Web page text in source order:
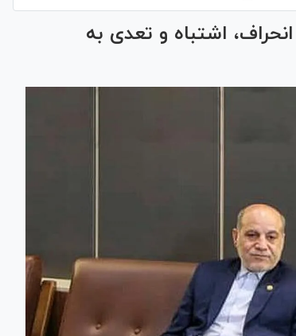
اشتباه و تعدی به